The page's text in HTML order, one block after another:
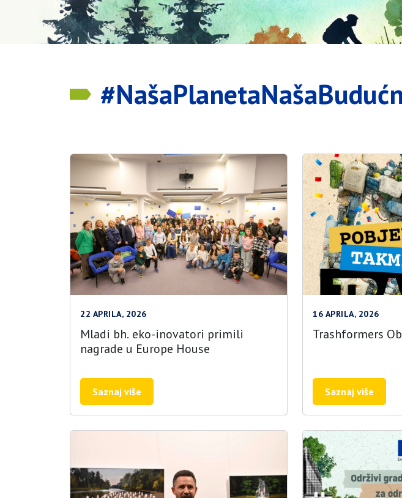
22 APRILA, 2026
Mladi bh. eko-inovatori primili
nagrade u Europe House
Saznaj više
16 APRILA, 2026
Trashformers
Saznaj više